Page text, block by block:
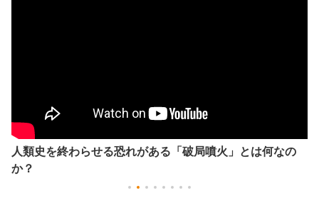
人類史を終わらせる恐れがある「破局噴火」とは何なの
か？